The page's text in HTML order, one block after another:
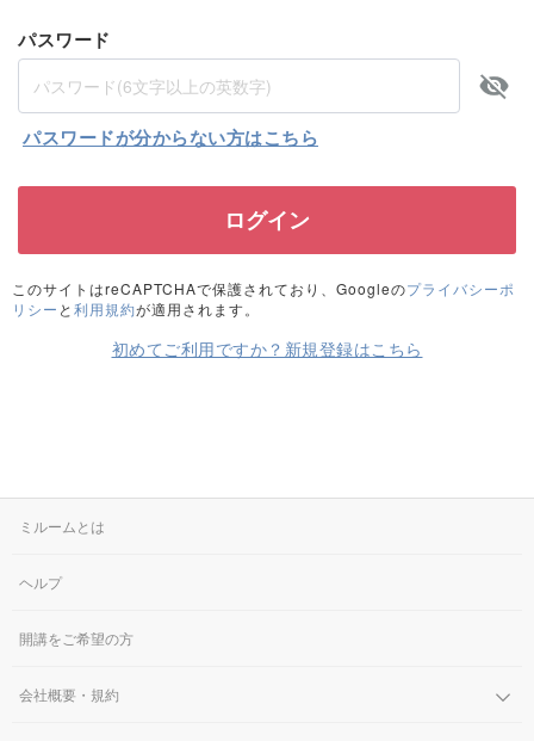
パスワード
パスワードが分からない方はこちら
このサイトはreCAPTCHAで保護されており、Googleのプライバシーポ
リシー と 利用規約が適用されます。
初めてご利用ですか？新規登録はこちら
ミルームとは
ヘルプ
開講をご希望の方
会社概要・規約